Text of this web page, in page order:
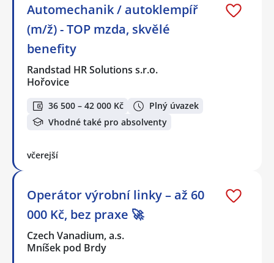
Automechanik / autoklempíř
(m/ž) - TOP mzda, skvělé
benefity
Randstad HR Solutions s.r.o.
Hořovice
36 500 – 42 000 Kč
Plný úvazek
Vhodné také pro absolventy
včerejší
Operátor výrobní linky – až 60
000 Kč, bez praxe 🚀
Czech Vanadium, a.s.
Mníšek pod Brdy